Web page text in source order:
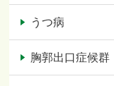
うつ病
胸郭出口症候群